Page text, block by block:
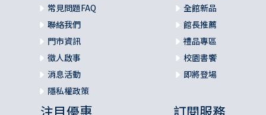
第十五篇 約珥書
第十六篇 阿摩司書
第十八篇 約拿書
第十九篇 彌迦書
第二十篇 那鴻書
第二十三篇 哈該書
第二十四篇 撒迦利亞書
常見問題FAQ
聯絡我們
門市資訊
徵人啟事
消息活動
隱私權政策
全館新品
館長推薦
禮品專區
校園書饗
即將登場
注目優惠 訂閱服務